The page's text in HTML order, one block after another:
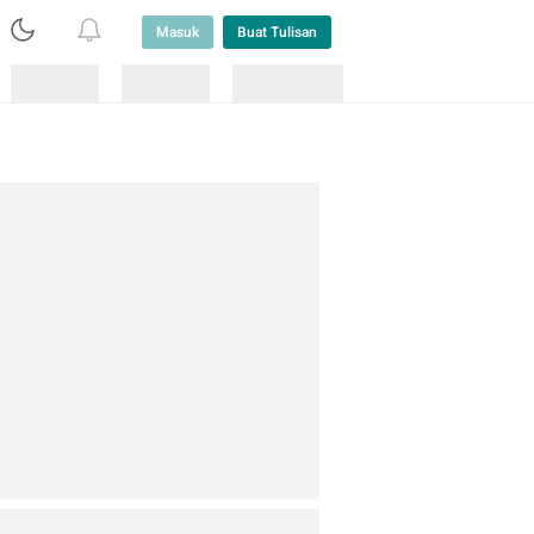
Masuk Buat Tulisan